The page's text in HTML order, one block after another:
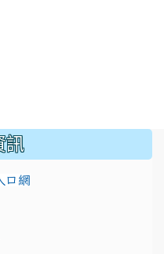
訊
口網
modules/